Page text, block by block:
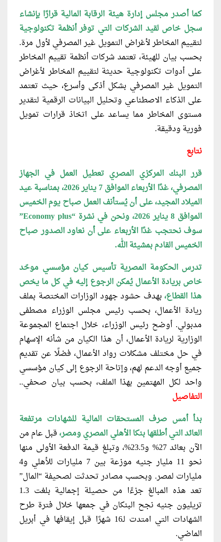
كما أصدر مجلس إدارة هيئة الرقابة المالية قرارًا بإنشاء
سجل خاص لقيد الشركات التي توفر أنظمة تكنولوجية
لتقييم المخاطر لأغراض التمويل غير المصرفي لأول مرة.
بحسب بيان للهيئة، تعتمد شركات أنظمة تقييم المخاطر
على أدوات تكنولوجية حديثة لتقييم المخاطر لأغراض
التمويل غير المصرفي بشكل أذكى وأسرع، حيث تعتمد
على الذكاء الاصطناعي وتحليل البيانات الرقمية لتقدير
مستوى المخاطر مما يساعد على اتخاذ قرارات تمويل
فورية ودقيقة.
نتابع
قرر البنك المركزي المصري تعطيل العمل في الجهاز
المصرفي، غدًا الأربعاء الموافق 7 يناير 2026، بمناسبة عيد
الميلاد المجيد، على أن يُستأنف العمل صباح يوم الخميس
الموافق 8 يناير 2026، ونحن في نشرة “Economy plus”
سوف نحتجب غدًا الأربعاء على أن نعاود الصدور صباح
الخميس القادم بمشيئة الله.
تدرس الحكومة المصرية تأسيس كيان مؤسسي موحّد
خاص بريادة الأعمال يُمكن الرجوع إليه في كل ما يخص
هذا القطاع،بهدف حشود جهود الوزارات المختصة بملف
ريادة الأعمال، بحسب رئيس مجلس الوزراء مصطفى
مدبولي. أوضح رئيس الوزراء، خلال اجتماع المجموعة
الوزارية لريادة الأعمال، أن هذا الكيان من شأنه الإسهام
في حل مختلف مشكلات رواد الأعمال، فضلًا عن تقديم
جميع أوجه الدعم لهم، وإتاحة الرجوع إلى كيان مؤسسي
واحد لكل المهتمين بهذا الملف، بحسب بيان صحفي..
التفاصيل
بدأ أمس صرف المستحقات المالية للشهادات مرتفعة
العائد التي أطلقها بنكا الأهلي المصري ومصر،قبل عام من
الآن بعائد 27% و23.5%، وتبلغ قيمة الدفعة الأولى منها
نحو 11 مليار جنيه موزعة بين 7 مليارات للأهلي و4
مليارات لمصر. وبحسب مصادر تحدثت لصحيفة “المال”
تعد هذه المبالغ جزءًا من حصيلة إجمالية بلغت 1.3
تريليون جنيه نجح البنكان في جمعها خلال فترة طرح
الشهادات التي امتدت لـ16 شهرًا قبل إيقافها في أبريل
الماضي.